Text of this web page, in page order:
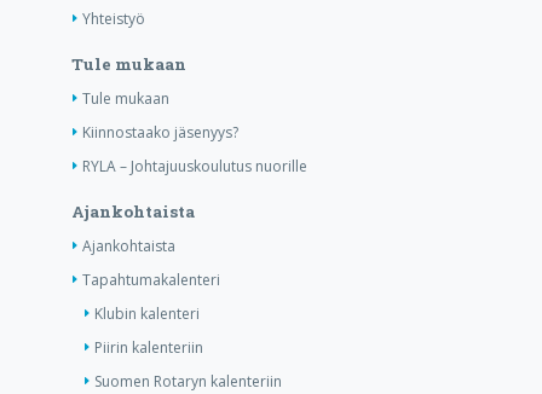
Yhteistyö
Tule mukaan
Tule mukaan
Kiinnostaako jäsenyys?
RYLA – Johtajuuskoulutus nuorille
Ajankohtaista
Ajankohtaista
Tapahtumakalenteri
Klubin kalenteri
Piirin kalenteriin
Suomen Rotaryn kalenteriin